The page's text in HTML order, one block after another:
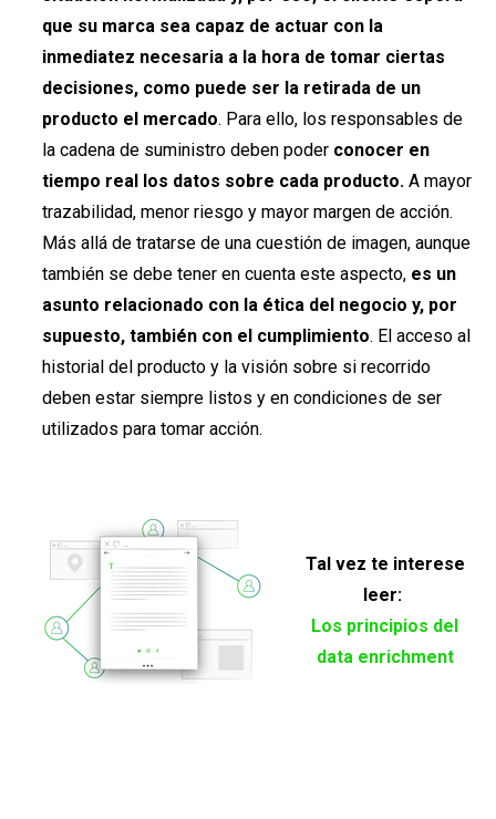
que su marca sea capaz de actuar con la
inmediatez necesaria a la hora de tomar ciertas
decisiones, como puede ser la retirada de un
producto el mercado. Para ello, los responsables de
la cadena de suministro deben poder conocer en
tiempo real los datos sobre cada producto. A mayor
trazabilidad, menor riesgo y mayor margen de acción.
Más allá de tratarse de una cuestión de imagen, aunque
también se debe tener en cuenta este aspecto, es un
asunto relacionado con la ética del negocio y, por
supuesto, también con el cumplimiento. El acceso al
historial del producto y la visión sobre si recorrido
deben estar siempre listos y en condiciones de ser
utilizados para tomar acción.
Tal vez te interese
leer:
Los principios del
data enrichment